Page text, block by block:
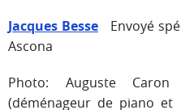
Jacques Besse Envoyé
Ascona
Photo: Auguste
(déménageur de piano et